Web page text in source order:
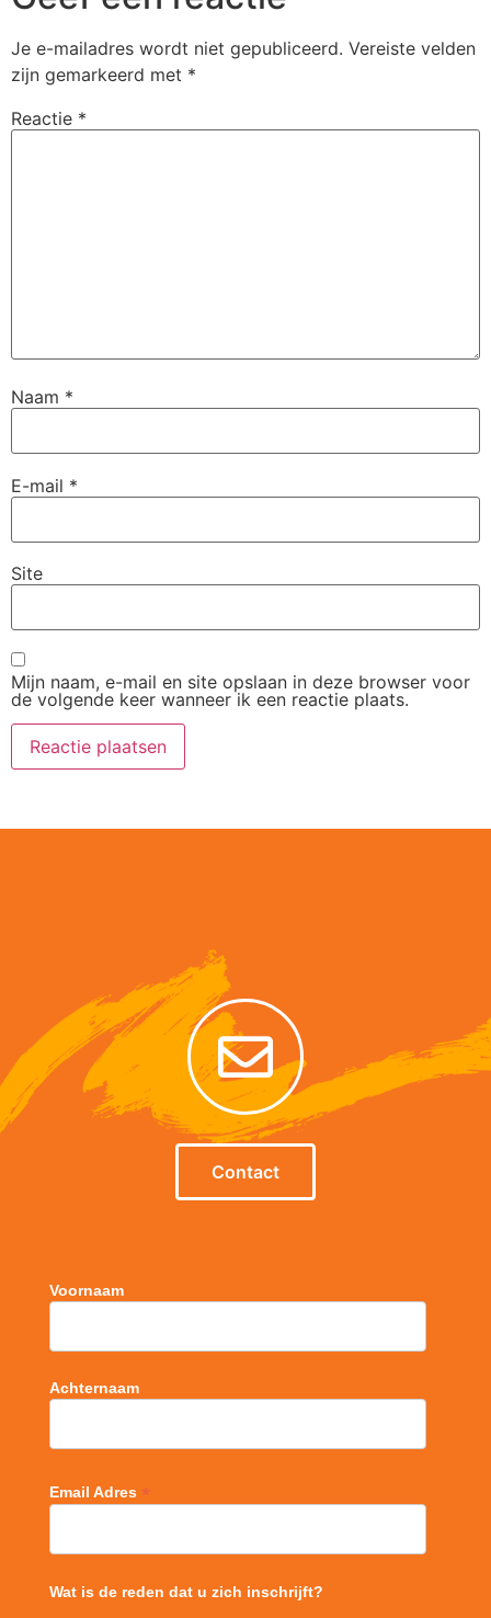
Je e-mailadres wordt niet gepubliceerd. Vereiste velden
zijn gemarkeerd met *
Reactie *
Naam *
E-mail *
Site
Mijn naam, e-mail en site opslaan in deze browser voor
de volgende keer wanneer ik een reactie plaats.
Contact
Voornaam
Achternaam
Email Adres *
Wat is de reden dat u zich inschrijft?